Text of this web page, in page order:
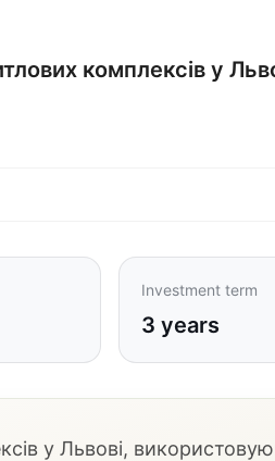
комплексів у
Investment term
3 years
у Львові,